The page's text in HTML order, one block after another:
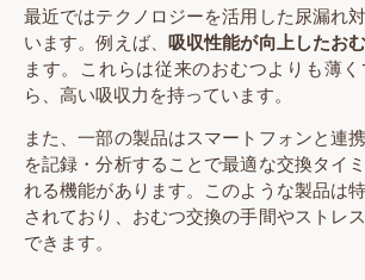
最近ではテクノロジーを活用した尿漏れ
います。例えば、 吸収性能が向上したお
ます。これらは従来のおむつよりも薄
ら、高い吸収力を持っています。
また、一部の製品はスマートフォンと連
を記録・分析することで最適な交換タイ
れる機能があります。このような製品は
されており、おむつ交換の手間やストレ
できます。